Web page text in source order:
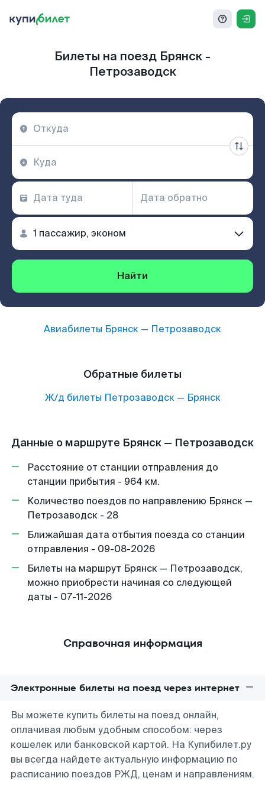
Билеты на поезд Брянск -
Петрозаводск
Найти
Авиабилеты Брянск — Петрозаводск
Обратные билеты
Ж/д билеты Петрозаводск— Брянск
Данные о маршруте Брянск — Петрозаводск
Расстояние от станции отправления до
станции прибытия - 964 км.
Количество поездов по направлению Брянск —
Петрозаводск - 28
Ближайшая дата отбытия поезда со станции
отправления - 09-08-2026
Билеты на маршрут Брянск — Петрозаводск,
можно приобрести начиная со следующей
даты - 07-11-2026
Справочная информация
Электронные билеты на поезд через интернет
Вы можете купить билеты на поезд онлайн,
оплачивая любым удобным способом: через
кошелек или банковской картой. На Купибилет.ру
вы всегда найдете актуальную информацию по
расписанию поездов РЖД, ценам и направлениям.